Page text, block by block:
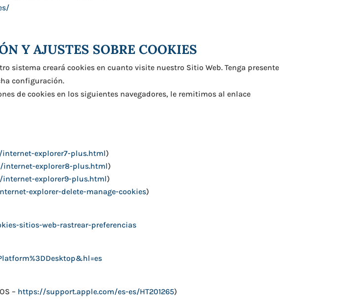
Y AJUSTES SOBRE COOKIES
sistema creará cookies en cuanto visite nuestro Sitio Web. Tenga presente
configuración.
de cookies en los siguientes navegadores, le remitimos al enlace
explorer7-plus.html)
explorer8-plus.html)
explorer9-plus.html)
explorer-delete-manage-cookies)
sitios-web-rastrear-preferencias
– https://support.apple.com/es-es/HT201265)